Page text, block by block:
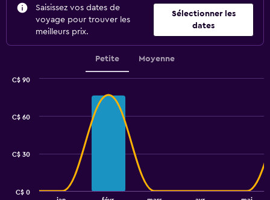
Saisissez vos dates de
voyage pour trouver les
meilleurs prix.
Sélectionner les
dates
Petite Moyenne
C$ 0
C$ 30
C$ 60
C$ 90